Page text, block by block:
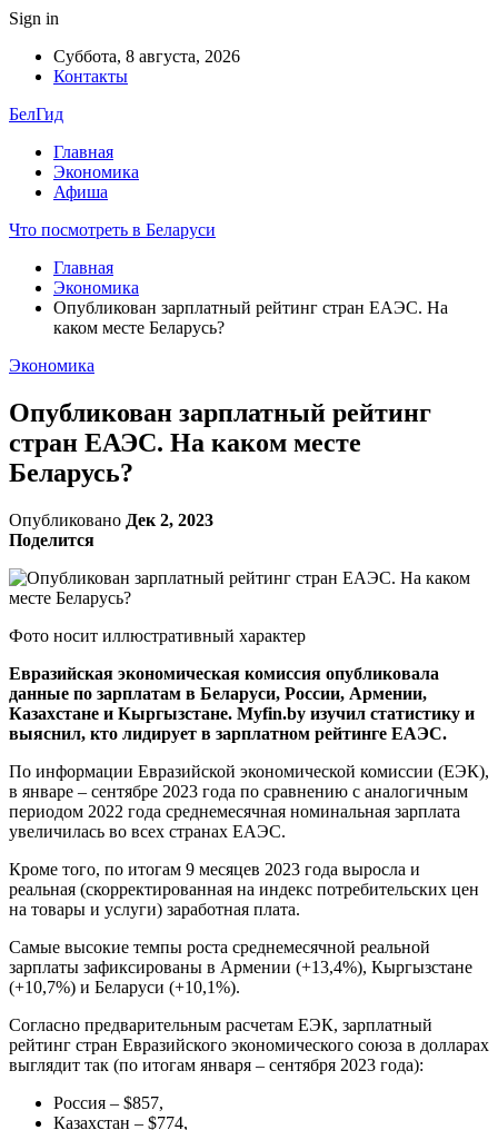
Sign in
Суббота, 8 августа, 2026
Контакты
БелГид
Главная
Экономика
Афиша
Что посмотреть в Беларуси
Главная
Экономика
Опубликован зарплатный рейтинг стран ЕАЭС. На
каком месте Беларусь?
Экономика
Опубликован зарплатный рейтинг
стран ЕАЭС. На каком месте
Беларусь?
Опубликовано Дек 2, 2023
Поделится
Фото носит иллюстративный характер
Евразийская экономическая комиссия опубликовала
данные по зарплатам в Беларуси, России, Армении,
Казахстане и Кыргызстане. Myfin.by изучил статистику и
выяснил, кто лидирует в зарплатном рейтинге ЕАЭС.
По информации Евразийской экономической комиссии (ЕЭК),
в январе – сентябре 2023 года по сравнению с аналогичным
периодом 2022 года среднемесячная номинальная зарплата
увеличилась во всех странах ЕАЭС.
Кроме того, по итогам 9 месяцев 2023 года выросла и
реальная (скорректированная на индекс потребительских цен
на товары и услуги) заработная плата.
Самые высокие темпы роста среднемесячной реальной
зарплаты зафиксированы в Армении (+13,4%), Кыргызстане
(+10,7%) и Беларуси (+10,1%).
Согласно предварительным расчетам ЕЭК, зарплатный
рейтинг стран Евразийского экономического союза в долларах
выглядит так (по итогам января – сентября 2023 года):
Россия – $857,
Казахстан – $774,